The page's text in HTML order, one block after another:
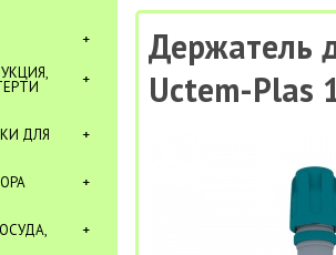
ДЛЯ
Держатель
Uctem-Plas